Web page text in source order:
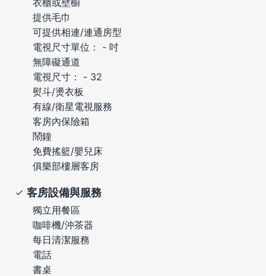
提供毛巾
可提供相連/連通房型
電視尺寸單位： - 吋
無障礙通道
電視尺寸： - 32
熨斗/燙衣板
有線/衛星電視服務
客房內保險箱
鬧鐘
免費搖籃/嬰兒床
俱樂部樓層客房
客房設備與服務
獨立用餐區
咖啡機/沖茶器
每日清潔服務
電話
書桌